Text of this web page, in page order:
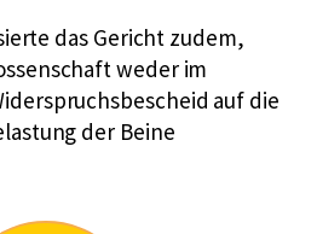
das Gericht zudem,
weder im
auf die
der Beine